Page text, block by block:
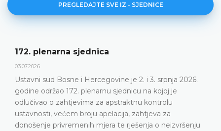
PREGLEDAJTE SVE IZ - SJEDNICE
172. plenarna sjednica
03.07.2026.
Ustavni sud Bosne i Hercegovine je 2. i 3. srpnja 2026.
godine održao 172. plenarnu sjednicu na kojoj je
odlučivao o zahtjevima za apstraktnu kontrolu
ustavnosti, većem broju apelacija, zahtjeva za
donošenje privremenih mjera te rješenja o neizvršenju